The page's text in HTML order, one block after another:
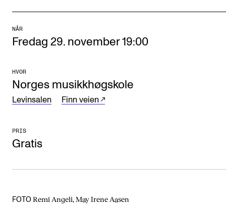
Samarbeidsprosjekter
Nettverk
IN.TUNE
AKTUELT
Arrangementer og konserter
Ledige stillinger
NÅR
Fredag 29. november 19:00
HVOR
Norges musikkhøgskole
Levinsalen Finn veien
PRIS
Gratis
FOTO Remi Angeli, May Irene Aasen